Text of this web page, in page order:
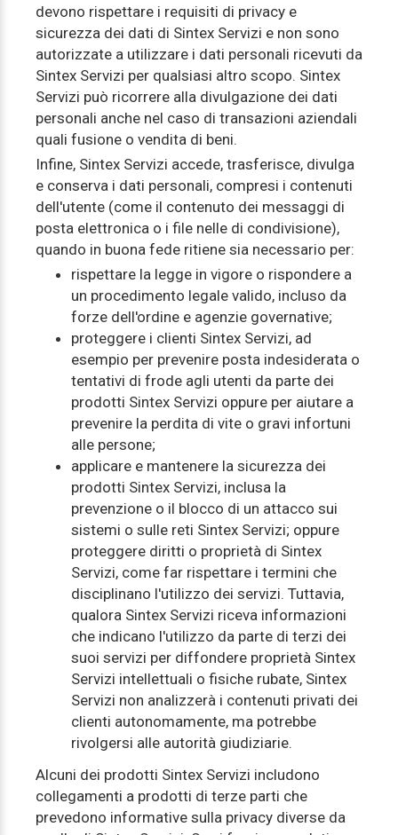
devono rispettare i requisiti di privacy e
sicurezza dei dati di Sintex Servizi e non sono
autorizzate a utilizzare i dati personali ricevuti da
Sintex Servizi per qualsiasi altro scopo. Sintex
Servizi può ricorrere alla divulgazione dei dati
personali anche nel caso di transazioni aziendali
quali fusione o vendita di beni.
Infine, Sintex Servizi accede, trasferisce, divulga
e conserva i dati personali, compresi i contenuti
dell'utente (come il contenuto dei messaggi di
posta elettronica o i file nelle di condivisione),
quando in buona fede ritiene sia necessario per:
rispettare la legge in vigore o rispondere a
un procedimento legale valido, incluso da
forze dell'ordine e agenzie governative;
proteggere i clienti Sintex Servizi, ad
esempio per prevenire posta indesiderata o
tentativi di frode agli utenti da parte dei
prodotti Sintex Servizi oppure per aiutare a
prevenire la perdita di vite o gravi infortuni
alle persone;
applicare e mantenere la sicurezza dei
prodotti Sintex Servizi, inclusa la
prevenzione o il blocco di un attacco sui
sistemi o sulle reti Sintex Servizi; oppure
proteggere diritti o proprietà di Sintex
Servizi, come far rispettare i termini che
disciplinano l'utilizzo dei servizi. Tuttavia,
qualora Sintex Servizi riceva informazioni
che indicano l'utilizzo da parte di terzi dei
suoi servizi per diffondere proprietà Sintex
Servizi intellettuali o fisiche rubate, Sintex
Servizi non analizzerà i contenuti privati dei
clienti autonomamente, ma potrebbe
rivolgersi alle autorità giudiziarie.
Alcuni dei prodotti Sintex Servizi includono
collegamenti a prodotti di terze parti che
prevedono informative sulla privacy diverse da